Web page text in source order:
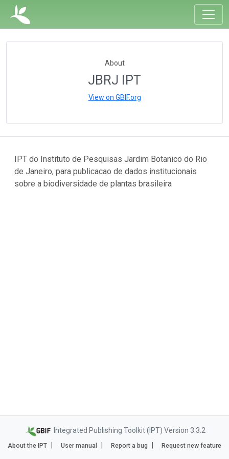
About
JBRJ IPT
View on GBIF.org
IPT do Instituto de Pesquisas Jardim Botanico do Rio
de Janeiro, para publicacao de dados institucionais
sobre a biodiversidade de plantas brasileira
Integrated Publishing Toolkit (IPT) Version 3.3.2
About the IPT User manual Report a bug Request new feature